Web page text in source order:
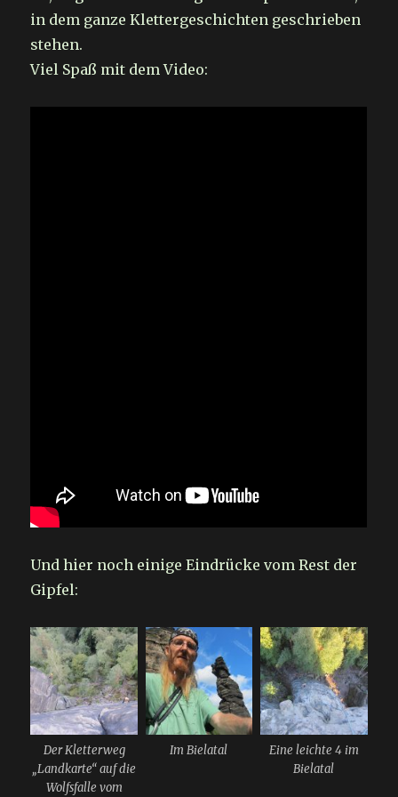
in dem ganze Klettergeschichten geschrieben
stehen.
Viel Spaß mit dem Video:
Und hier noch einige Eindrücke vom Rest der
Gipfel:
Der Kletterweg
„Landkarte“ auf die
Wolfsfalle vom
Im Bielatal
Eine leichte 4 im
Bielatal